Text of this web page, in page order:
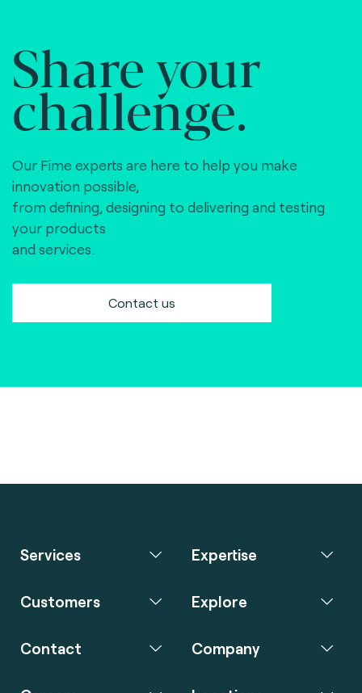
Share your
challenge.
Our Fime experts are here to help you make
innovation possible,
from defining, designing to delivering and testing
your products
and services.
Contact us
Services Expertise
Customers Explore
Contact Company